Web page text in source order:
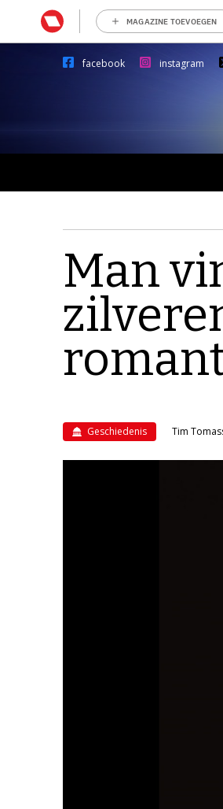
MAGAZINE TOEVOEGEN
facebook instagram
Man
Geschiedenis Tim